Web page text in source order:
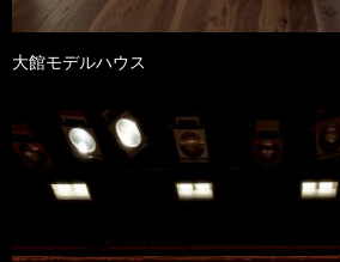
大館モデルハウス